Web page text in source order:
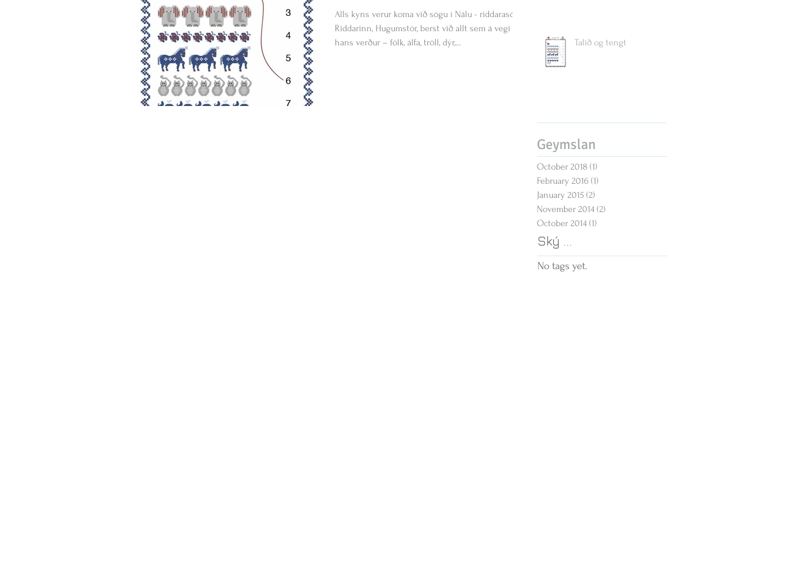
Alls kyns verur koma við sögu í Nálu - riddarasögu.
Riddarinn, Hugumstór, berst við allt sem á vegi
hans verður – fólk, álfa, tröll, dýr,...
Talið og tengt
Geymslan
October 2018 (1)
February 2016 (1)
January 2015 (2)
November 2014 (2)
October 2014 (1)
Ský ...
No tags yet.